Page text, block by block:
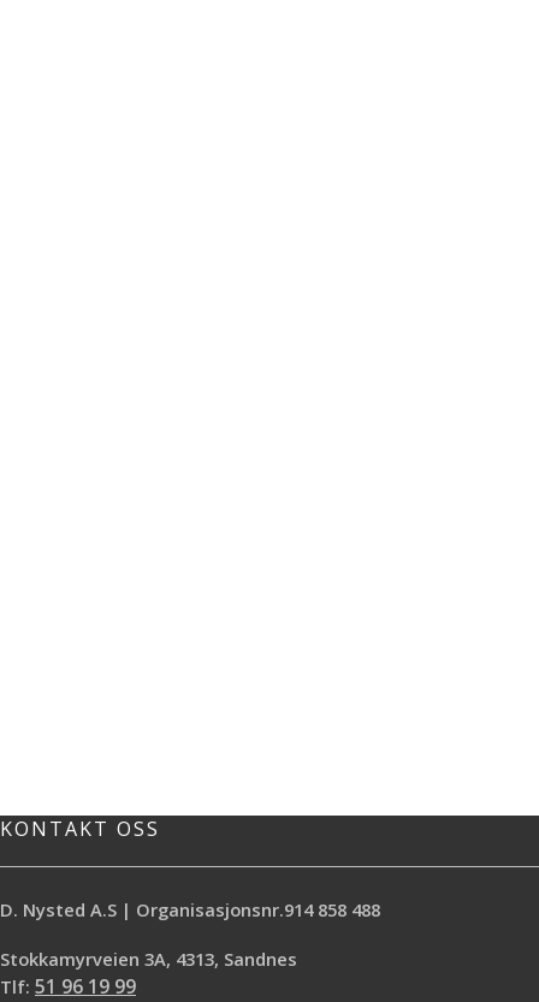
KONTAKT OSS
D. Nysted A.S | Organisasjonsnr.914 858 488
Stokkamyrveien 3A, 4313, Sandnes
Tlf: 51 96 19 99